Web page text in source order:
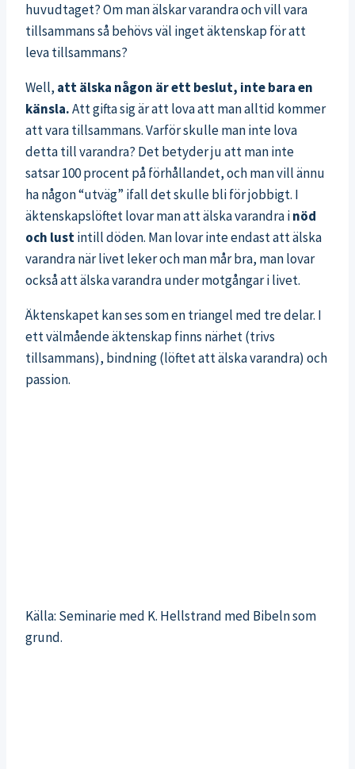
huvudtaget? Om man älskar varandra och vill vara
tillsammans så behövs väl inget äktenskap för att
leva tillsammans?
Well, att älska någon är ett beslut, inte bara en
känsla.Att gifta sig är att lova att man alltid kommer
att vara tillsammans. Varför skulle man inte lova
detta till varandra? Det betyder ju att man inte
satsar 100 procent på förhållandet, och man vill ännu
ha någon “utväg” ifall det skulle bli för jobbigt. I
äktenskapslöftet lovar man att älska varandra inöd
och lustintill döden. Man lovar inte endast att älska
varandra när livet leker och man mår bra, man lovar
också att älska varandra under motgångar i livet.
Äktenskapet kan ses som en triangel med tre delar. I
ett välmående äktenskap finns närhet (trivs
tillsammans), bindning (löftet att älska varandra) och
passion.
Källa: Seminarie med K. Hellstrand med Bibeln som
grund.